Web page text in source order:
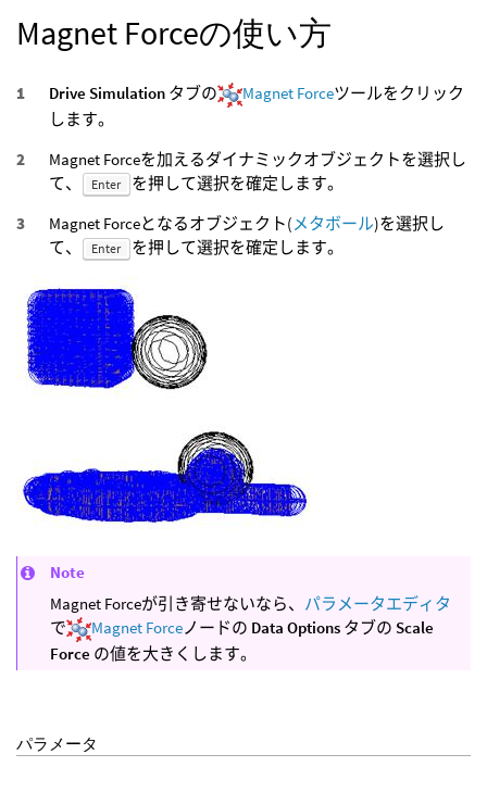
Magnet Forceの使い方
Drive Simulation タブの Magnet Forceツールをクリック
します。
Magnet Forceを加えるダイナミックオブジェクトを選択し
て、
Enter
を押して選択を確定します。
Magnet Forceとなるオブジェクト(メタボール)を選択し
て、
Enter を押して選択を確定します。
Note
Magnet Forceが引き寄せないなら、 パラメータエディタ
で
Magnet Forceノードの Data Optionsタブの Scale
Force の値を大きくします。
パラメータ